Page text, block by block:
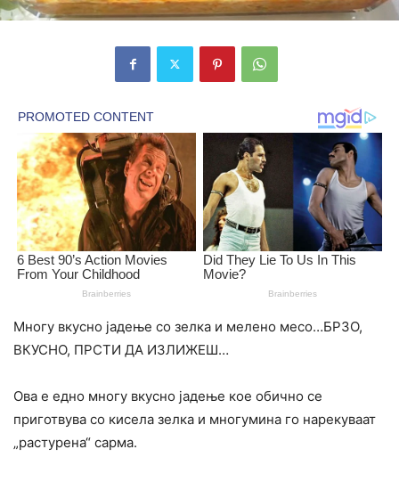
Многу вкусно јадење со зелка и мелено месо…БРЗО,
ВКУСНО, ПРСТИ ДА ИЗЛИЖЕШ…
Ова е едно многу вкусно јадење кое обично се
приготвува со кисела зелка и многумина го нарекуваат
„растурена“ сарма.